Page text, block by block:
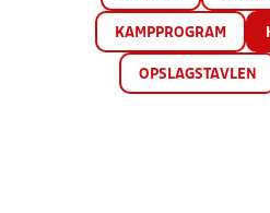
KAMPPROGRAM
OPSLAGSTAVLEN